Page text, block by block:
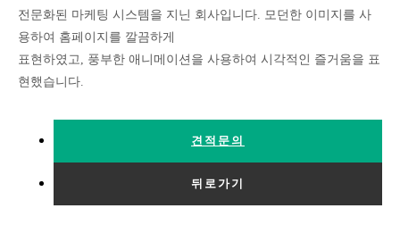
전문화된 마케팅 시스템을 지닌 회사입니다. 모던한 이미지를 사
용하여 홈페이지를 깔끔하게
표현하였고, 풍부한 애니메이션을 사용하여 시각적인 즐거움을 표
현했습니다.
견적문의
뒤로가기